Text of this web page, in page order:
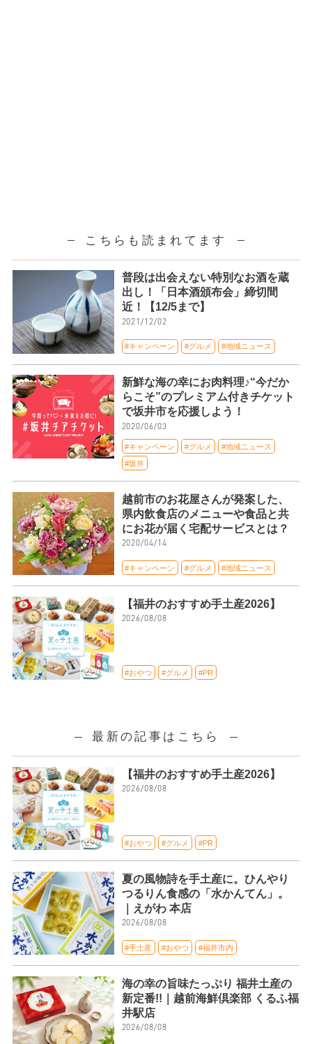
こちらも読まれてます
普段は出会えない特別なお酒を蔵
出し！「日本酒頒布会」締切間
近！【12/5まで】
2021/12/02
#キャンペーン #グルメ #地域ニュース
新鮮な海の幸にお肉料理♪“今だか
らこそ”のプレミアム付きチケット
で坂井市を応援しよう！
2020/06/03
#キャンペーン #グルメ #地域ニュース
#坂井
越前市のお花屋さんが発案した、
県内飲食店のメニューや食品と共
にお花が届く宅配サービスとは？
2020/04/14
#キャンペーン #グルメ #地域ニュース
【福井のおすすめ手土産2026】
2026/08/08
#おやつ #グルメ #PR
最新の記事はこちら
【福井のおすすめ手土産2026】
2026/08/08
#おやつ #グルメ #PR
夏の風物詩を手土産に。ひんやり
つるりん食感の「水かんてん」。
｜えがわ 本店
2026/08/08
#手土産 #おやつ #福井市内
海の幸の旨味たっぷり 福井土産の
新定番!!｜越前海鮮倶楽部 くるふ福
井駅店
2026/08/08